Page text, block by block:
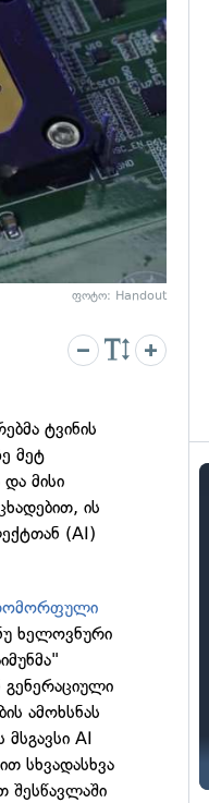
ფოტო: Handout
ტვინის
მეტ
და მისი
ის
(AI)
ხელოვნური
გენერაციული
ამოხსნას
მსგავსი AI
სხვადასხვა
შესწავლაში